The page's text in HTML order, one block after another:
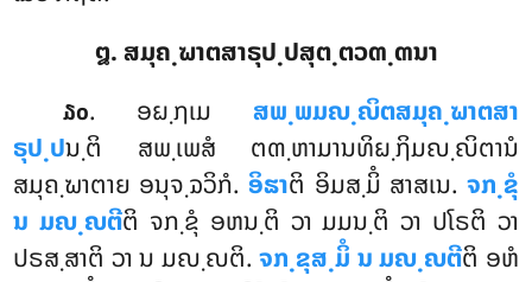
໘. ສມຸຄ຺ຆາຕສາຣຸປ຺ປສຸຕ຺ຕວຓ຺ຓນາ
໓໐. ອຏ຺ຐເມ ສພ຺ພມຎ຺ຎິຕສມຸຄ຺ຆາຕສາ
ຣຸປ຺ປນ຺ຕິ ສພ຺ເພສໍ ຕຓ຺ຫາມານທິຏ຺ຐິມຎ຺ຎິຕານໍ
ສມຸຄ຺ຆາຕາຍ ອນຸຈ຺ຉວິກໍ. ອິຘາຕິ ອິມສ຺ມິໍ ສາສເນ. ຈກ຺ຂຸໍ
ນ ມຎ຺ຎຕີຕິ ຈກ຺ຂຸໍ ອຫນ຺ຕິ ວາ ມມນ຺ຕິ ວາ ປໂຣຕິ ວາ
ປຣສ຺ສາຕິ ວາ ນ ມຎ຺ຎຕິ.ຈກ຺ຂຸສ຺ມິໍ ນ ມຎ຺ຎຕີຕິ ອຫໍ